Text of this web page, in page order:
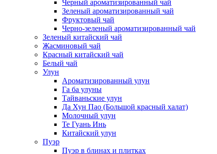
Черный ароматизированный чай
Зеленый ароматизированный чай
Фруктовый чай
Черно-зеленый ароматизированный чай
Зеленый китайский чай
Жасминовый чай
Красный китайский чай
Белый чай
Улун
Ароматизированный улун
Га ба улуны
Тайваньские улун
Да Хун Пао (Большой красный халат)
Молочный улун
Те Гуань Инь
Китайский улун
Пуэр
Пуэр в блинах и плитках